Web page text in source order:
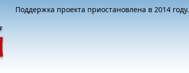
Поддержка проекта приостановлена в 2014 году.